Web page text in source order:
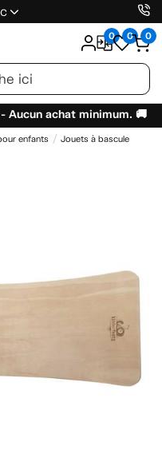
0 0 0
Aucun achat minimum. 🚚
enfants Jouets à bascule